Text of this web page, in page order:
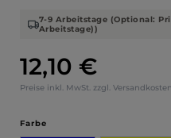
Regulärer Preis:
12,10 €
Preise inkl. MwSt. zzgl. Versandkosten
7-9 Arbeitstage (Optional:
Arbeitstage))
Farbeauswählen